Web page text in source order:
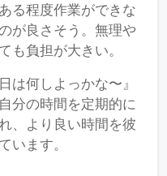
る程度作業ができな
が良さそう。無理や
も負担が大きい。
は何しよっかな〜』
分の時間を定期的に
、より良い時間を彼
います。